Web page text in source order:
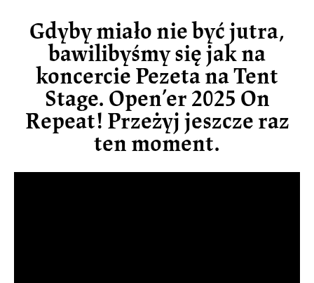
Gdyby miało nie być jutra,
bawilibyśmy się jak na
koncercie Pezeta na Tent
Stage. Open’er 2025 On
Repeat! Przeżyj jeszcze raz
ten moment.